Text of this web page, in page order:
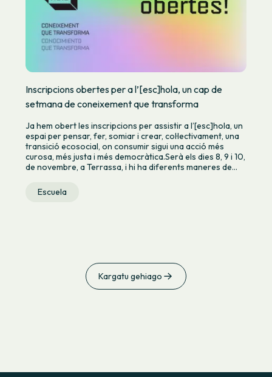
Inscripcions obertes per a l’[esc]hola, un cap de
setmana de coneixement que transforma
Ja hem obert les inscripcions per assistir a l’[esc]hola, un
espai per pensar, fer, somiar i crear, col·lectivament, una
transició ecosocial, on consumir sigui una acció més
curosa, més justa i més democràtica.Serà els dies 8, 9 i 10,
de novembre, a Terrassa, i hi ha diferents maneres de...
Escuela
Kargatu gehiago